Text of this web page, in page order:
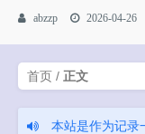
abzzp 2026-04-26
首页 / 正文
本站是作为记录